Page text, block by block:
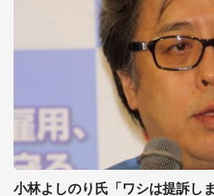
小林よしのり氏「ワシは提訴し